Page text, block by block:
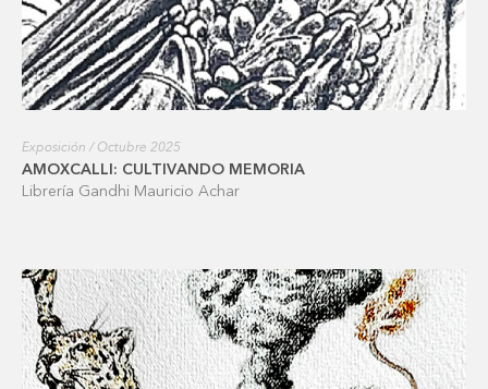
Exposición / Octubre 2025
AMOXCALLI: CULTIVANDO MEMORIA
Librería Gandhi Mauricio Achar